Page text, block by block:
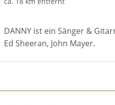
DANNY ist ein Sänger &
Ed Sheeran, John Mayer.